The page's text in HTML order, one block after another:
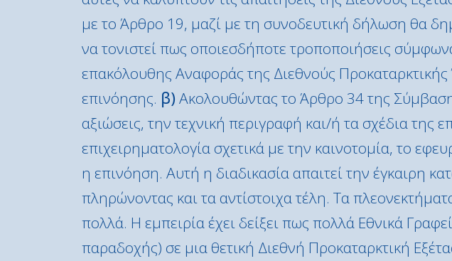
με το Άρθρο 19, μαζί με τη συνοδευτική δήλωση θα
να τονιστεί πως οποιεσδήποτε τροποποιήσεις
επακόλουθης Αναφοράς της Διεθνούς
επινόησης. β) Ακολουθώντας το Άρθρο 34 της
αξιώσεις, την τεχνική περιγραφή και/ή τα σχέδια της
επιχειρηματολογία σχετικά με την καινοτομία, το
η επινόηση. Αυτή η διαδικασία απαιτεί την έγκαιρη
πληρώνοντας και τα αντίστοιχα τέλη. Τα
πολλά. Η εμπειρία έχει δείξει πως πολλά Εθνικά
παραδοχής) σε μια θετική Διεθνή Προκαταρκτική